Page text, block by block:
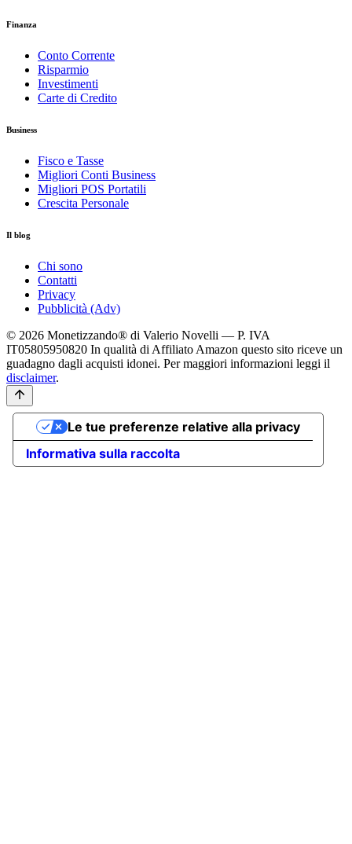
Finanza
Conto Corrente
Risparmio
Investimenti
Carte di Credito
Business
Fisco e Tasse
Migliori Conti Business
Migliori POS Portatili
Crescita Personale
Il blog
Chi sono
Contatti
Privacy
Pubblicità (Adv)
© 2026 Monetizzando® di Valerio Novelli — P. IVA
IT05805950820 In qualità di Affiliato Amazon questo sito riceve un
guadagno dagli acquisti idonei. Per maggiori informazioni leggi il
disclaimer.
Informativa sulla raccolta
Le tue preferenze relative alla privacy